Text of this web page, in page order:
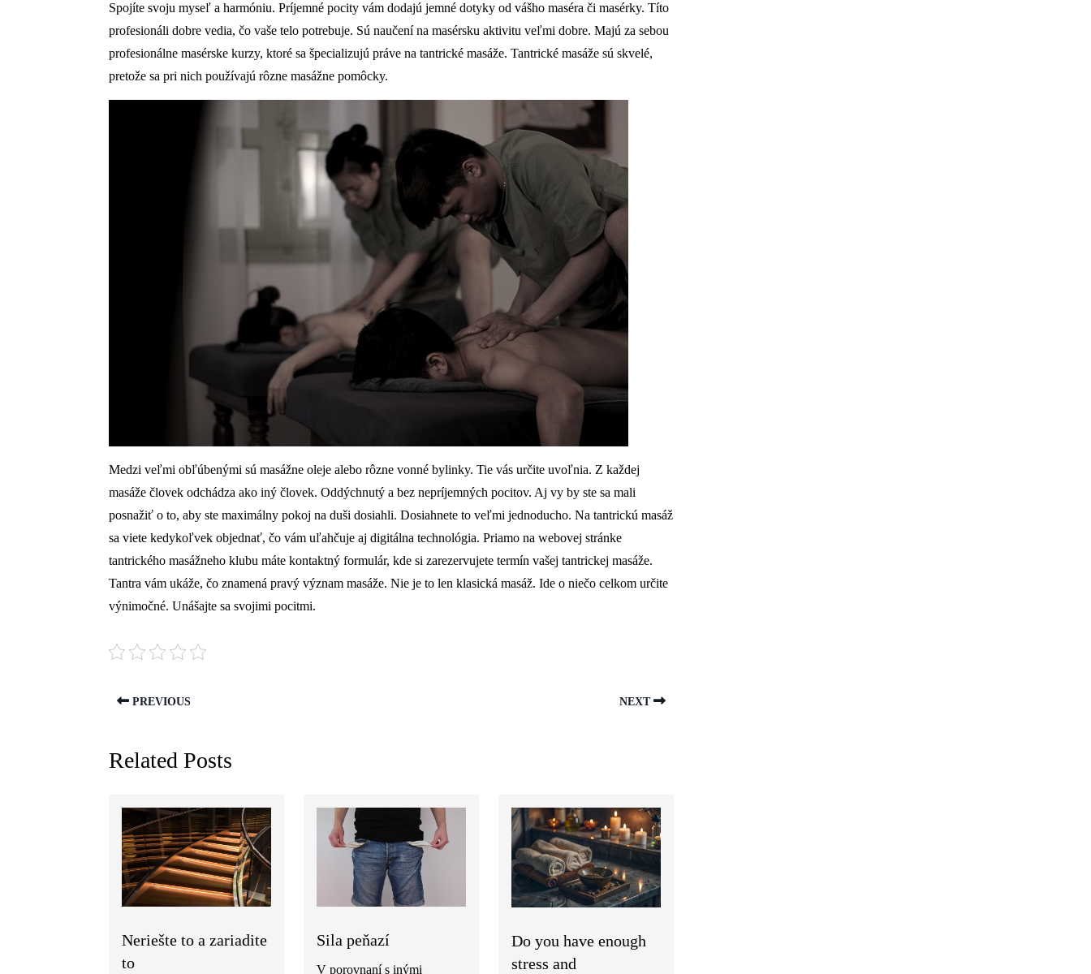
Spojíte svoju myseľ a harmóniu. Príjemné pocity vám dodajú jemné dotyky od vášho maséra či masérky. Títo
profesionáli dobre vedia, čo vaše telo potrebuje. Sú naučení na masérsku aktivitu veľmi dobre. Majú za sebou
profesionálne masérske kurzy, ktoré sa špecializujú práve na tantrické masáže. Tantrické masáže sú skvelé,
pretože sa pri nich používajú rôzne masážne pomôcky.
Medzi veľmi obľúbenými sú masážne oleje alebo rôzne vonné bylinky. Tie vás určite uvoľnia. Z každej
masáže človek odchádza ako iný človek. Oddýchnutý a bez nepríjemných pocitov. Aj vy by ste sa mali
posnažiť o to, aby ste maximálny pokoj na duši dosiahli. Dosiahnete to veľmi jednoducho. Na tantrickú masáž
sa viete kedykoľvek objednať, čo vám uľahčuje aj digitálna technológia. Priamo na webovej stránke
tantrického masážneho klubu máte kontaktný formulár, kde si zarezervujete termín vašej tantrickej masáže.
Tantra vám ukáže, čo znamená pravý význam masáže. Nie je to len klasická masáž. Ide o niečo celkom určite
výnimočné. Unášajte sa svojimi pocitmi.
PREVIOUS NEXT
Related Posts
Neriešte to a zariadite
to
Sila peňazí
V porovnaní s inými
Do you have enough
stress and